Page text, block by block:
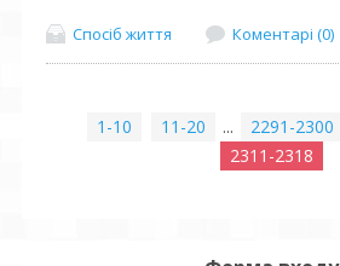
Спосіб життя Коментарі (0)
1-10 11-20 ... 2291-2300
2311-2318